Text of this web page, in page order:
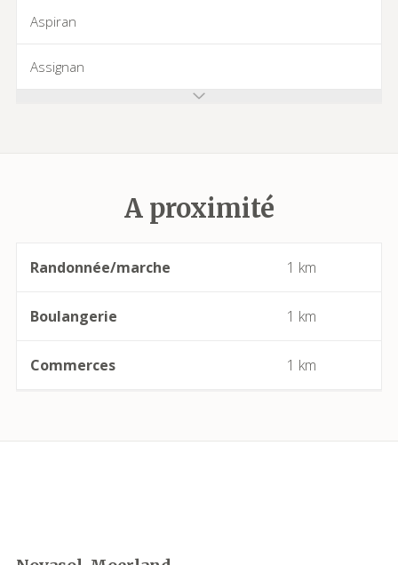
Aspiran
Assignan
Babeau-BouldouxA proximité
Randonnée/marche 1 km
Boulangerie 1 km
Commerces 1 km